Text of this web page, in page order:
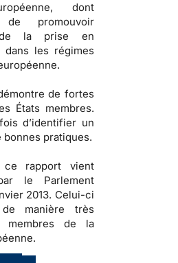
dont
promouvoir
de la prise en
les régimes
de fortes
États membres.
d’identifier un
pratiques.
ce rapport vient
le Parlement
2013. Celui-ci
manière très
membres de la